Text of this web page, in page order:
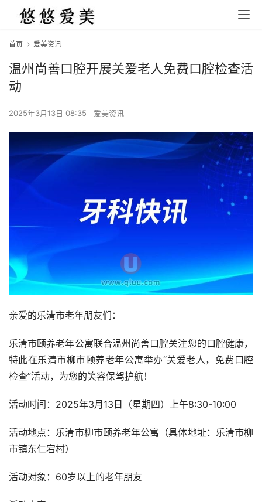
首页 爱美资讯
温州尚善口腔开展关爱老人免费口腔检查活
动
2025年3月13日 08:35 爱美资讯
亲爱的乐清市老年朋友们：
乐清市颐养老年公寓联合温州尚善口腔关注您的口腔健康，
特此在乐清市柳市颐养老年公寓举办“关爱老人，免费口腔
检查”活动，为您的笑容保驾护航！
活动时间：2025年3月13日（星期四）上午8:30-10:00
活动地点：乐清市柳市颐养老年公寓（具体地址：乐清市柳
市镇东仁宕村）
活动对象：60岁以上的老年朋友